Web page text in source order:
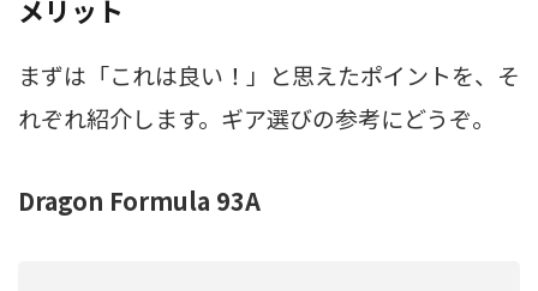
メリット
まずは「これは良い！」と思えたポイントを、そ
れぞれ紹介します。ギア選びの参考にどうぞ。
Dragon Formula 93A